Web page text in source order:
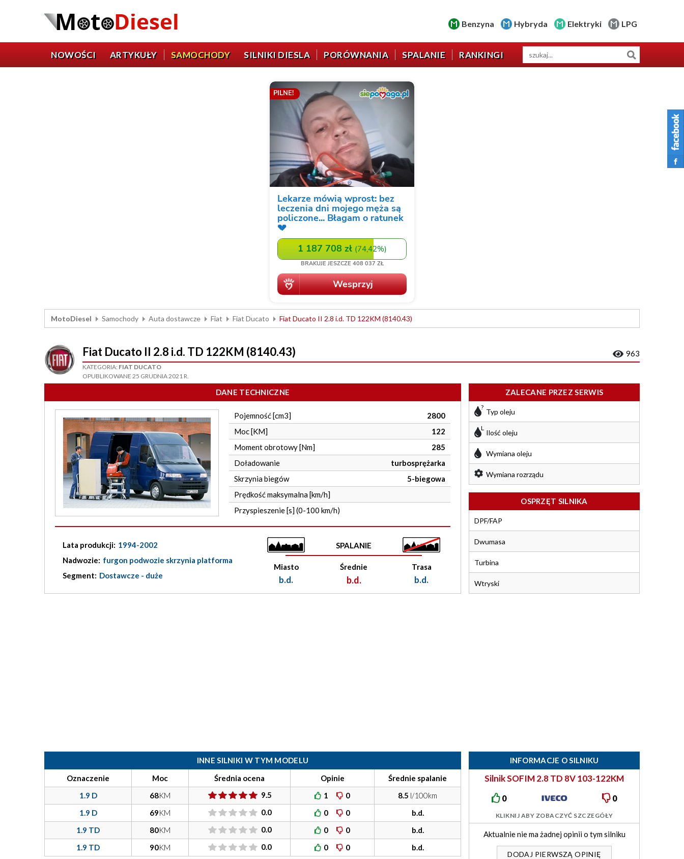
Benzyna Hybryda Elektryki LPG
NOWOŚCI ARTYKUŁY SAMOCHODY SILNIKI DIESLA PORÓWNANIA SPALANIE RANKINGI
MotoDiesel Samochody Auta dostawcze Fiat Fiat Ducato Fiat Ducato II 2.8 i.d. TD 122KM (8140.43)
Fiat Ducato II 2.8 i.d. TD 122KM (8140.43) 963
KATEGORIA: FIAT DUCATO
OPUBLIKOWANE 25 GRUDNIA 2021 R.
DANE TECHNICZNE
Pojemność [cm3]
2800
Moc [KM]
122
Moment obrotowy [Nm]
285
Doładowanie
turbosprężarka
Skrzynia biegów
5-biegowa
Prędkość maksymalna [km/h]
Przyspieszenie [s] (0-100 km/h)
Lata produkcji: 1994-2002
Nadwozie: furgon podwozie skrzynia platforma
Segment: Dostawcze - duże
SPALANIE
Miasto
b.d.
Średnie
b.d.
Trasa
b.d.
ZALECANE PRZEZ SERWIS
Typ oleju
Ilość oleju
Wymiana oleju
Wymiana rozrządu
OSPRZĘT SILNIKA
DPF/FAP
Dwumasa
Turbina
Wtryski
INNE SILNIKI W TYM MODELU
Oznaczenie
Moc Średnia ocena Opinie
Średnie spalanie
1.9 D
68KM 9.5 1 0 8.5 l/100km
1.9 D
69KM 0.0 0 0
b.d.
1.9 TD
80KM 0.0 0 0
b.d.
1.9 TD
90KM 0.0 0 0 b.d.
INFORMACJE O SILNIKU
Silnik SOFIM 2.8 TD 8V 103-122KM
0 0
KLIKNIJ ABY ZOBACZYĆ SZCZEGÓŁY
Aktualnie nie ma żadnej opinii o tym silniku
DODAJ PIERWSZĄ OPINIĘ